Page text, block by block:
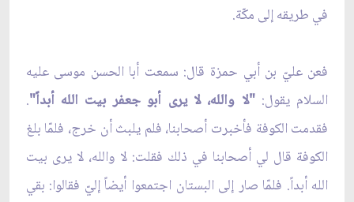
في طريقه إلى مكّة.
فعن عليّ بن أبي حمزة قال: سمعت أبا الحسن موسى عليه
السلام يقول:"لا والله، لا يرى أبو جعفر بيت الله أبداً".
فقدمت الكوفة فأخبرت أصحابنا، فلم يلبث أن خرج، فلمّا بلغ
الكوفة قال لي أصحابنا في ذلك فقلت: لا والله، لا يرى بيت
الله أبداً. فلمّا صار إلى البستان اجتمعوا أيضاً إليّ فقالوا: بقي